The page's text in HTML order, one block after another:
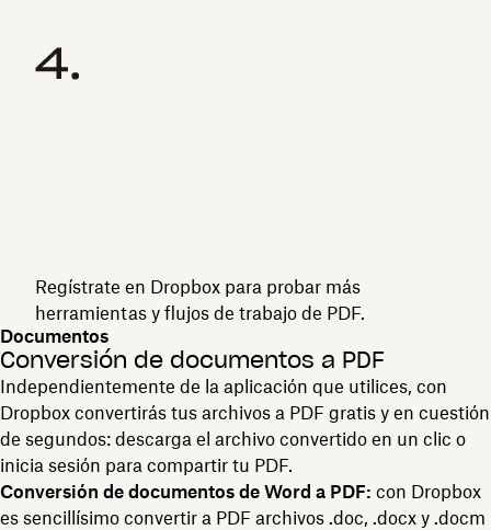
Regístrate en Dropbox para probar más
herramientas y flujos de trabajo de PDF.
Documentos
Conversión de documentos a PDF
Independientemente de la aplicación que utilices, con
Dropbox convertirás tus archivos a PDF gratis y en cuestión
de segundos: descarga el archivo convertido en un clic o
inicia sesión para compartir tu PDF.
Conversión de documentos de Word a PDF: con Dropbox
es sencillísimo convertir a PDF archivos .doc, .docx y .docm